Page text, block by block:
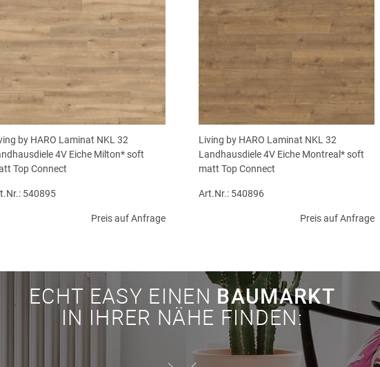
by HARO Laminat NKL 32
4V Eiche Milton* soft
Top Connect
540895
Preis auf Anfrage
Living by HARO Laminat NKL 32
Landhausdiele 4V Eiche Montreal* soft
matt Top Connect
Art.Nr.: 540896
Preis auf Anfrage
ECHT EASY EINEN BAUMARKT
IN IHRER NÄHE FINDEN: